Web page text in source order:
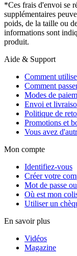
*Ces frais d'envoi se
supplémentaires
poids, de la taille ou
informations sont
produit.
Aide & Support
Comment
Comment
Modes de
Envoi et
Politique de
Promotions et
Vous avez
Mon compte
Identifiez-vous
Créer votre
Mot de passe
Où est mon
Utiliser un
En savoir plus
Vidéos
Magazine